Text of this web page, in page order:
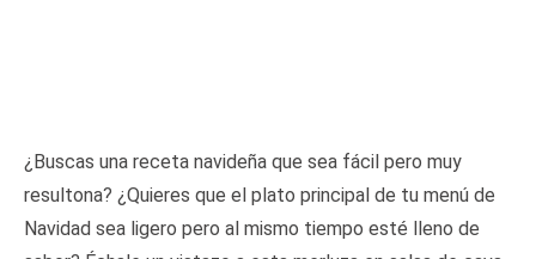
¿Buscas una receta navideña que sea fácil pero muy
resultona? ¿Quieres que el plato principal de tu menú de
Navidad sea ligero pero al mismo tiempo esté lleno de